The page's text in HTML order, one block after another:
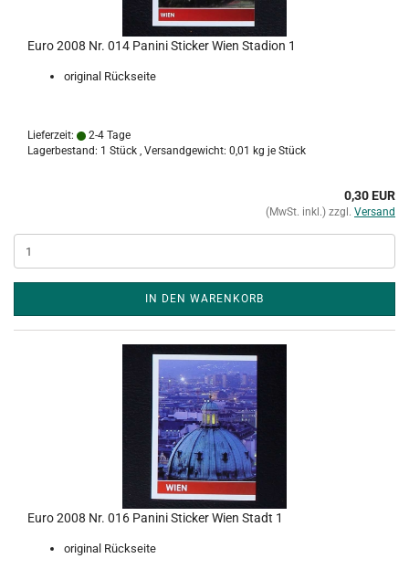
Euro 2008 Nr. 014 Panini Sticker Wien Stadion 1
original Rückseite
Lieferzeit:
2-4 Tage
Lagerbestand: 1 Stück , Versandgewicht: 0,01 kg je Stück
0,30 EUR
(MwSt. inkl.) zzgl. Versand
IN DEN WARENKORB
Euro 2008 Nr. 016 Panini Sticker Wien Stadt 1
original Rückseite